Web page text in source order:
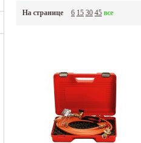
На странице 6 15 30 45 все